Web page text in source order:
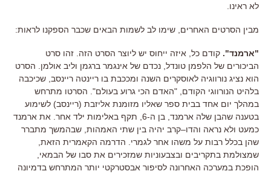
לא ראינו
מבין הסרטים האחרים שימו לב לשמות הבאים שכבר הספקנו לראות:
"ארמנד". קודם כל איזה ייחוס יש ליוצר הסרט הזה זהו סרט
הביכורים של הלפמן טונדל נכדם של אינגמר ברגמן וליב אולמן
הסרט
הוא נציג נורווגיה לאוסקרים השנה ומככבת בו ריינטה ריינסב שכיכבה
בלהיט הנורווגי הקודם , "האדם הכי גרוע בעולם". הסרטו מתרחש
במהלך יום אחד בבית ספר שאליו מזומנת אליזבת (ריינסב) לשימוע
בטענה שהבן שלה ארמנד בן ה-6, תקף באלימות ילד אחר את ארמנד
כמעט ולא נראה והדו–קרב יהיה בין שתי האמהות שבהמשך מתברר
שהן בכלל רבות על משהו אחר לגמרי
הדרמה הקאמרית הזאת
שמצולמת בתקריבים ובצבעוניות שמזכירים את סבו של הבמאי
הופכת במערכה האחרונה לסיפור אבסטרקטי יותר המתרחש בדמיונה